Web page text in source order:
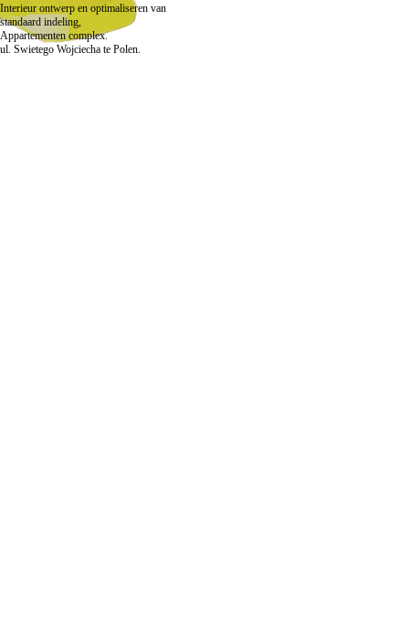
Interieur ontwerp en optimaliseren van
standaard indeling,
Appartementen complex.
ul. Swietego Wojciecha te Polen.